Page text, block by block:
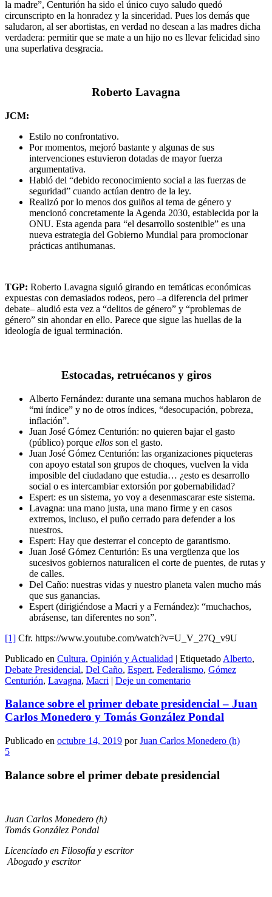
la madre”, Centurión ha sido el único cuyo saludo quedó
circunscripto en la honradez y la sinceridad. Pues los demás que
saludaron, al ser abortistas, en verdad no desean a las madres dicha
verdadera: permitir que se mate a un hijo no es llevar felicidad sino
una superlativa desgracia.
Roberto Lavagna
JCM:
Estilo no confrontativo.
Por momentos, mejoró bastante y algunas de sus
intervenciones estuvieron dotadas de mayor fuerza
argumentativa.
Habló del “debido reconocimiento social a las fuerzas de
seguridad” cuando actúan dentro de la ley.
Realizó por lo menos dos guiños al tema de género y
mencionó concretamente la Agenda 2030, establecida por la
ONU. Esta agenda para “el desarrollo sostenible” es una
nueva estrategia del Gobierno Mundial para promocionar
prácticas antihumanas.
TGP: Roberto Lavagna siguió girando en temáticas económicas
expuestas con demasiados rodeos, pero –a diferencia del primer
debate– aludió esta vez a “delitos de género” y “problemas de
género” sin ahondar en ello. Parece que sigue las huellas de la
ideología de igual terminación.
Estocadas, retruécanos y giros
Alberto Fernández: durante una semana muchos hablaron de
“mi índice” y no de otros índices, “desocupación, pobreza,
inflación”.
Juan José Gómez Centurión: no quieren bajar el gasto
(público) porque ellos son el gasto.
Juan José Gómez Centurión: las organizaciones piqueteras
con apoyo estatal son grupos de choques, vuelven la vida
imposible del ciudadano que estudia… ¿esto es desarrollo
social o es intercambiar extorsión por gobernabilidad?
Espert: es un sistema, yo voy a desenmascarar este sistema.
Lavagna: una mano justa, una mano firme y en casos
extremos, incluso, el puño cerrado para defender a los
nuestros.
Espert: Hay que desterrar el concepto de garantismo.
Juan José Gómez Centurión: Es una vergüenza que los
sucesivos gobiernos naturalicen el corte de puentes, de rutas y
de calles.
Del Caño: nuestras vidas y nuestro planeta valen mucho más
que sus ganancias.
Espert (dirigiéndose a Macri y a Fernández): “muchachos,
abrásense, tan diferentes no son”.
[1] Cfr. https://www.youtube.com/watch?v=U_V_27Q_v9U
Publicado en Cultura, Opinión y Actualidad | Etiquetado Alberto,
Debate Presidencial, Del Caño, Espert, Federalismo, Gómez
Centurión, Lavagna, Macri | Deje un comentario
Balance sobre el primer debate presidencial – Juan
Carlos Monedero y Tomás González Pondal
Publicado en octubre 14, 2019 porJuan Carlos Monedero (h)
5
Balance sobre el primer debate presidencial
Juan Carlos Monedero (h)
Tomás González Pondal
Licenciado en Filosofía y escritor
Abogado y escritor